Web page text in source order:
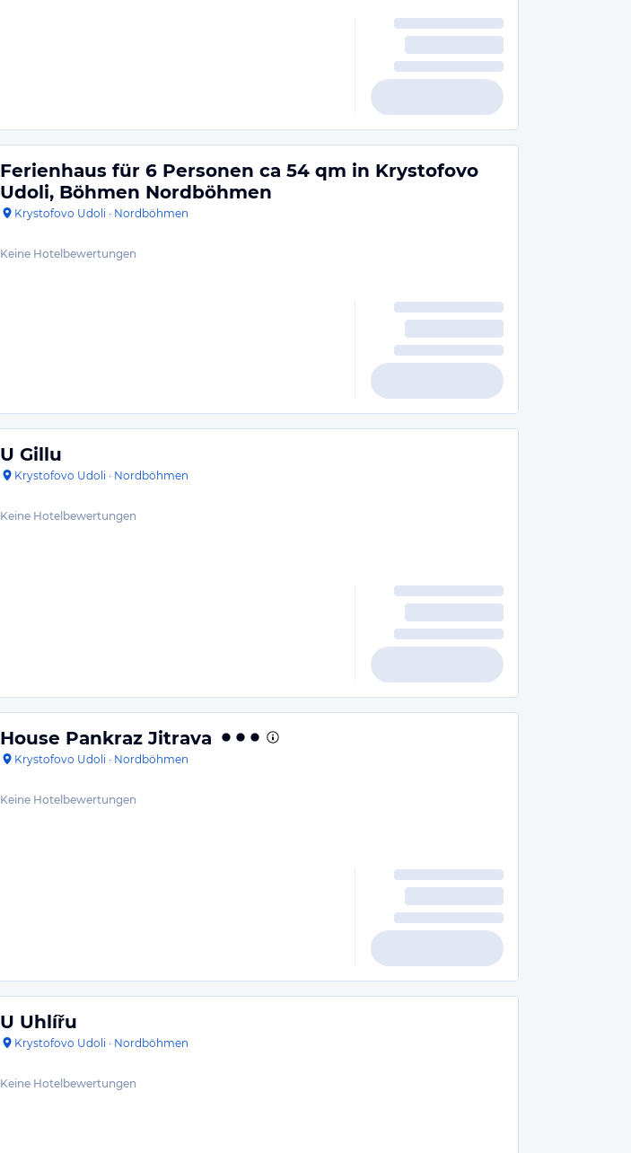
Ferienhaus für 6 Personen ca 54 qm in Krystofovo
Udoli, Böhmen Nordböhmen
Krystofovo Udoli · Nordböhmen
Keine Hotelbewertungen
U Gillu
Krystofovo Udoli · Nordböhmen
Keine Hotelbewertungen
House Pankraz Jitrava
Krystofovo Udoli · Nordböhmen
Keine Hotelbewertungen
U Uhlířu
Krystofovo Udoli · Nordböhmen
Keine Hotelbewertungen